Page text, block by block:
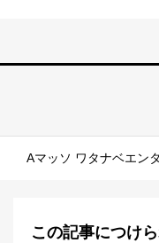
Aマッソ ワタナベエン
この記事につけ